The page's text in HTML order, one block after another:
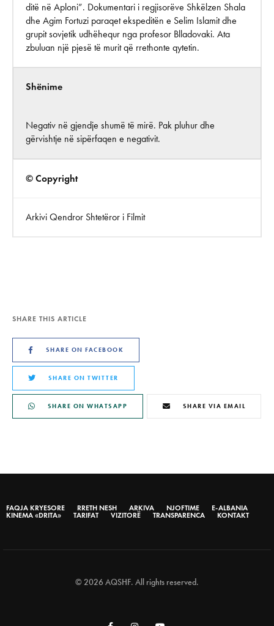
ditë në Aploni”. Dokumentari i regjisorëve Shkëlzen Shala
dhe Agim Fortuzi paraqet ekspeditën e Selim Islamit dhe
grupit sovjetik udhëhequr nga profesor Blladovaki. Ata
zbuluan një pjesë të murit që rrethonte qytetin.
Shënime
Negativ në gjendje shumë të mirë. Pak pluhur dhe
gërvishtje në sipërfaqen e negativit.
© Copyright
Arkivi Qendror Shtetëror i Filmit
SHARE THIS ARTICLE
SHARE ON FACEBOOK
SHARE ON TWITTER
SHARE ON WHATSAPP SHARE VIA EMAIL
FAQJA KRYESORE RRETH NESH ARKIVA NJOFTIME
E-ALBANIA
KINEMA «DRITA»
TARIFAT VIZITORË TRANSPARENCA KONTAKT
© 2026 AQSHF. All rights reserved.